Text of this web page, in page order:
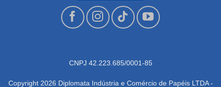
CNPJ 42.223.685/0001-85
Copyright 2026 Diplomata Indústria e Comércio de Papéis LTDA -